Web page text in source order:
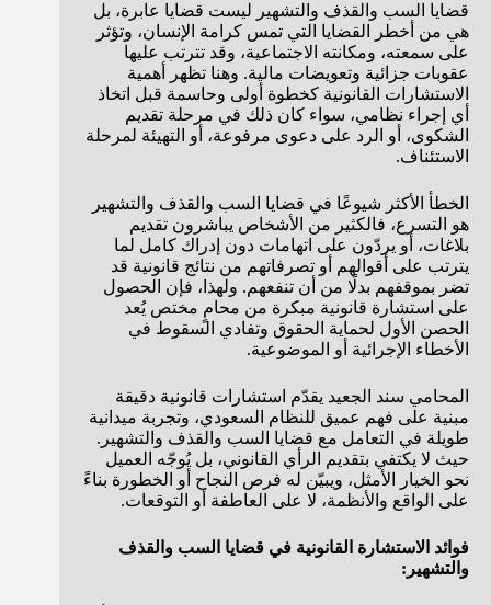
قضايا السب والقذف والتشهير ليست قضايا عابرة، بل
هي من أخطر القضايا التي تمس كرامة الإنسان، وتؤثر
على سمعته، ومكانته الاجتماعية، وقد تترتب عليها
عقوبات جزائية وتعويضات مالية. وهنا تظهر أهمية
الاستشارات القانونية كخطوة أولى وحاسمة قبل اتخاذ
أي إجراء نظامي، سواء كان ذلك في مرحلة تقديم
الشكوى، أو الرد على دعوى مرفوعة، أو التهيئة لمرحلة
الاستئناف.
الخطأ الأكثر شيوعًا في قضايا السب والقذف والتشهير
هو التسرع، فالكثير من الأشخاص يباشرون تقديم
بلاغات، أو يردّون على اتهامات دون إدراك كامل لما
يترتب على أقوالهم أو تصرفاتهم من نتائج قانونية قد
تضر بموقفهم بدلًا من أن تنفعهم. ولهذا، فإن الحصول
على استشارة قانونية مبكرة من محامٍ مختص يُعد
الحصن الأول لحماية الحقوق وتفادي السقوط في
الأخطاء الإجرائية أو الموضوعية.
المحامي سند الجعيد يقدّم استشارات قانونية دقيقة
مبنية على فهم عميق للنظام السعودي، وتجربة ميدانية
طويلة في التعامل مع قضايا السب والقذف والتشهير.
حيث لا يكتفي بتقديم الرأي القانوني، بل يُوجّه العميل
نحو الخيار الأمثل، ويبيّن له فرص النجاح أو الخطورة بناءً
على الواقع والأنظمة، لا على العاطفة أو التوقعات.
فوائد الاستشارة القانونية في قضايا السب والقذف
والتشهير: